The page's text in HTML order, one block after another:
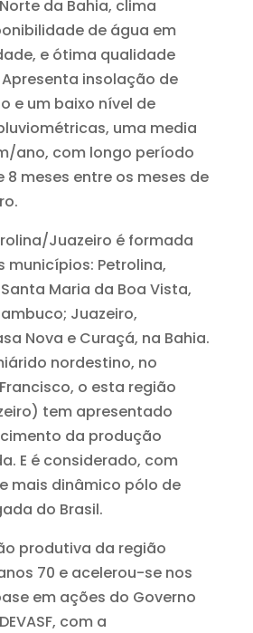
da Bahia, clima
de água em
e ótima qualidade
insolação de
e um baixo nível de
uma media
ano, com longo período
8 meses entre os meses de
Juazeiro é formada
municípios: Petrolina,
Maria da Boa Vista,
Juazeiro,
Nova e Curaçá, na Bahia.
nordestino, no
o esta região
tem apresentado
da produção
E é considerado, com
mais dinâmico pólo de
do Brasil.
produtiva da região
70 e acelerou-se nos
em ações do Governo
com a